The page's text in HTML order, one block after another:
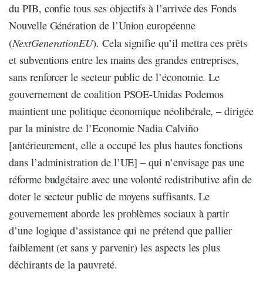
du PIB, confie tous ses objectifs à l’arrivée des Fonds
Nouvelle Génération de l’Union européenne
(NextGenerationEU). Cela signifie qu’il mettra ces prêts
et subventions entre les mains des grandes entreprises,
sans renforcer le secteur public de l’économie. Le
gouvernement de coalition PSOE-Unidas Podemos
maintient une politique économique néolibérale, – dirigée
par la ministre de l’Economie Nadia Calviño
[antérieurement, elle a occupé les plus hautes fonctions
dans l’administration de l’UE] – qui n’envisage pas une
réforme budgétaire avec une volonté redistributive afin de
doter le secteur public de moyens suffisants. Le
gouvernement aborde les problèmes sociaux à partir
d’une logique d’assistance qui ne prétend que pallier
faiblement (et sans y parvenir) les aspects les plus
déchirants de la pauvreté.